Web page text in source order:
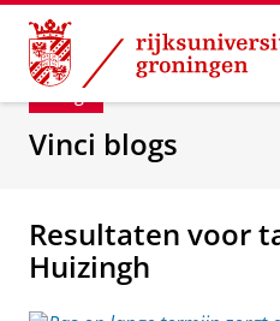
Skip
Content
Skip
Navigation
Department
Blog
Vinci blogs
Resultaten voor
Huizingh